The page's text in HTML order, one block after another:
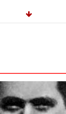
Brahim Çekaj njē
Çlirimtari Mentor
me mirenjohje nga
e invalidëve në
August 4, 2026